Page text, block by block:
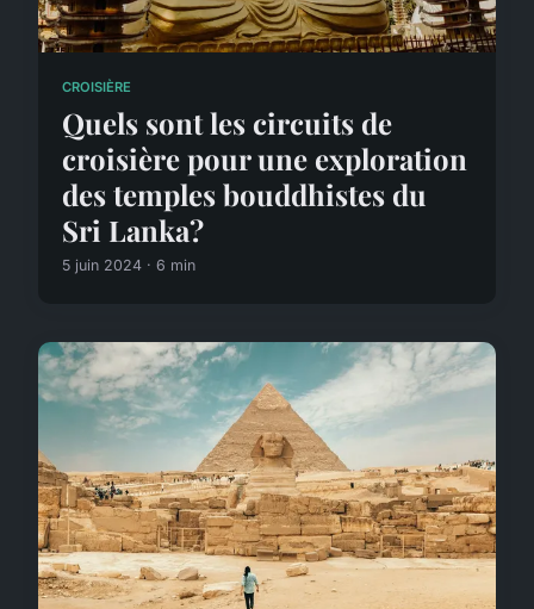
CROISIÈRE
Quels sont les circuits de
croisière pour une exploration
des temples bouddhistes du
Sri Lanka?
5 juin 2024 · 6 min